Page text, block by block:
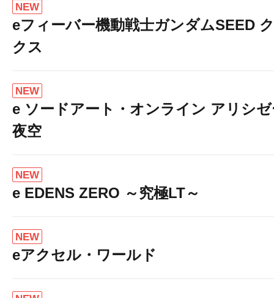
NEW
eフィーバー機動戦士ガンダムSEED
クス
NEW
e ソードアート・オンライン アリシ
夜空
NEW
e EDENS ZERO ～究極LT～
NEW
eアクセル・ワールド